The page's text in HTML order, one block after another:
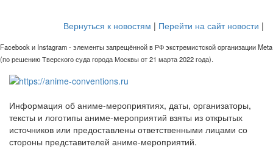
Вернуться к новостям | Перейти на сайт новости |
Facebook и Instagram - элементы запрещённой в РФ экстремистской организации Meta
(по решению Тверского суда города Москвы от 21 марта 2022 года).
Информация об аниме-мероприятиях, даты, организаторы,
тексты и логотипы аниме-мероприятий взяты из открытых
источников или предоставлены ответственными лицами со
стороны представителей аниме-мероприятий.